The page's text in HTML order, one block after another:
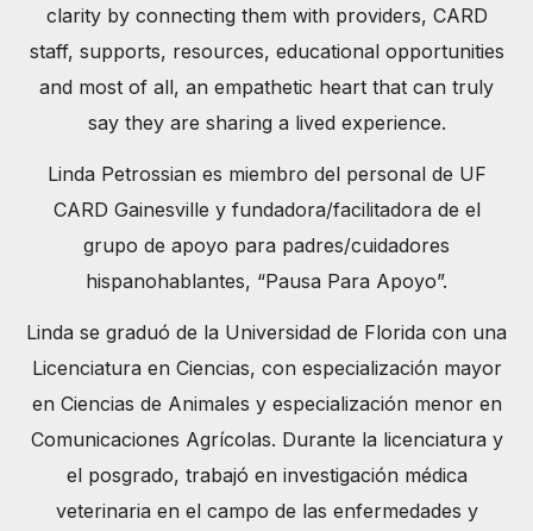
clarity by connecting them with providers, CARD
staff, supports, resources, educational opportunities
and most of all, an empathetic heart that can truly
say they are sharing a lived experience.
Linda Petrossian es miembro del personal de UF
CARD Gainesville y fundadora/facilitadora de el
grupo de apoyo para padres/cuidadores
hispanohablantes, “Pausa Para Apoyo”.
Linda se graduó de la Universidad de Florida con una
Licenciatura en Ciencias, con especialización mayor
en Ciencias de Animales y especialización menor en
Comunicaciones Agrícolas. Durante la licenciatura y
el posgrado, trabajó en investigación médica
veterinaria en el campo de las enfermedades y